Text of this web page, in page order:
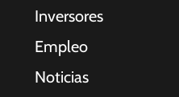
Inversores
Empleo
Noticias